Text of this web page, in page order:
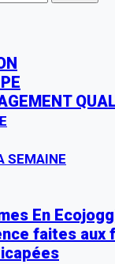
SEMAINE
En
faites aux